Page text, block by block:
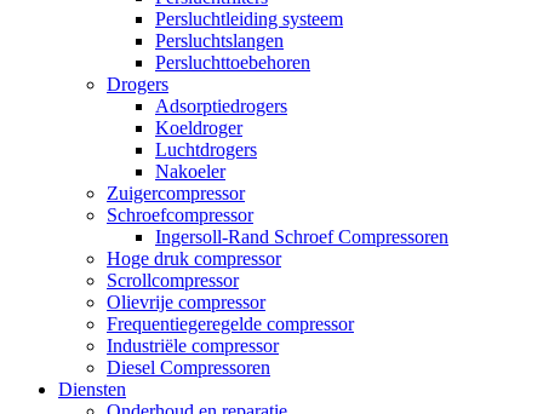
Persluchtleiding systeem
Persluchtslangen
Persluchttoebehoren
Drogers
Adsorptiedrogers
Koeldroger
Luchtdrogers
Nakoeler
Zuigercompressor
Schroefcompressor
Ingersoll-Rand Schroef Compressoren
Hoge druk compressor
Scrollcompressor
Olievrije compressor
Frequentiegeregelde compressor
Industriële compressor
Diesel Compressoren
Diensten